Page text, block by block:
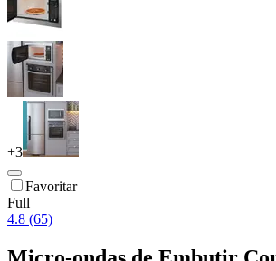
+3
Favoritar
Full
4.8 (65)